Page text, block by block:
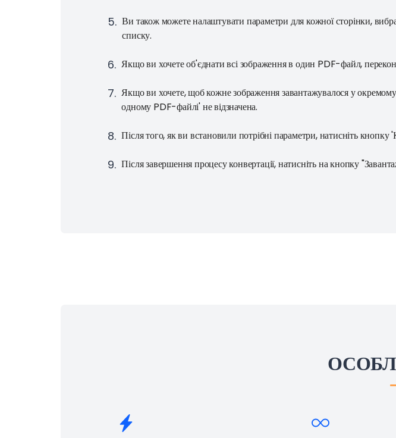
5. Ви також можете налаштувати параметри для кожної сторінки,
списку.
6. Якщо ви хочете об'єднати всі зображення в один PDF-файл,
7. Якщо ви хочете, щоб кожне зображення завантажувалося у
одному PDF-файлі' не відзначена.
8. Після того, як ви встановили потрібні параметри, натисніть
9. Після завершення процесу конвертації, натисніть на кнопку